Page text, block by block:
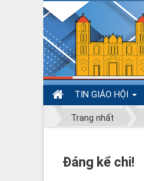
TIN GIÁO HỘI
Trang nhất
Đáng kể chi!